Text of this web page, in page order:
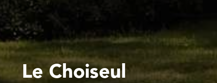
Le Choiseul